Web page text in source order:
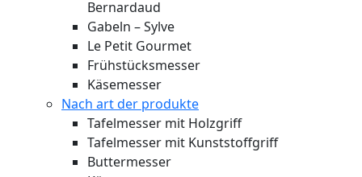
Bernardaud
Gabeln – Sylve
Le Petit Gourmet
Frühstücksmesser
Käsemesser
Nach art der produkte
Tafelmesser mit Holzgriff
Tafelmesser mit Kunststoffgriff
Buttermesser